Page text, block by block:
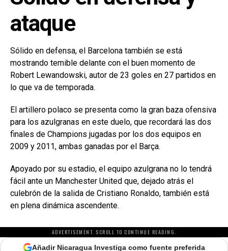
ataque
Sólido en defensa, el Barcelona también se está
mostrando temible delante con el buen momento de
Robert Lewandowski, autor de 23 goles en 27 partidos en
lo que va de temporada.
El artillero polaco se presenta como la gran baza ofensiva
para los azulgranas en este duelo, que recordará las dos
finales de Champions jugadas por los dos equipos en
2009 y 2011, ambas ganadas por el Barça.
Apoyado por su estadio, el equipo azulgrana no lo tendrá
fácil ante un Manchester United que, dejado atrás el
culebrón de la salida de Cristiano Ronaldo, también está
en plena dinámica ascendente.
ADVERTISEMENT. SCROLL TO CONTINUE READING.
Añadir Nicaragua Investiga como fuente preferida